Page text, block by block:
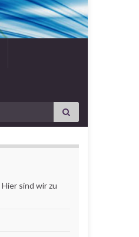
Hier sind wir zu